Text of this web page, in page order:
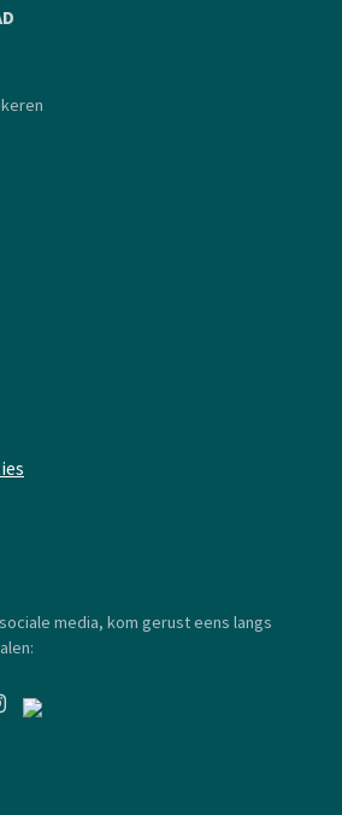
media, kom gerust eens langs